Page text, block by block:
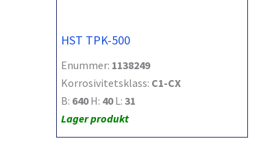
HST TPK-500
Enummer: 1138249
Korrosivitetsklass: C1-CX
B: 640H: 40L: 31
Lager produkt